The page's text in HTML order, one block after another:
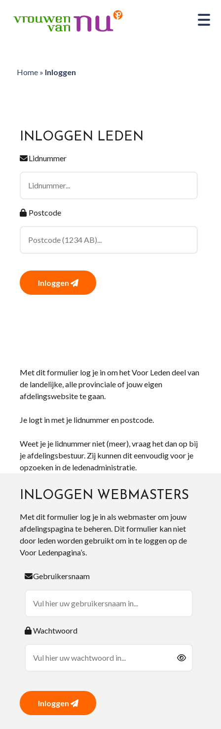
Home» Inloggen
INLOGGEN LEDEN
Lidnummer
Postcode
Inloggen
Met dit formulier log je in om het Voor Leden deel van
de landelijke, alle provinciale of jouw eigen
afdelingswebsite te gaan.
Je logt in met je lidnummer en postcode.
Weet je je lidnummer niet (meer), vraag het dan op bij
je afdelingsbestuur. Zij kunnen dit eenvoudig voor je
opzoeken in de ledenadministratie.
INLOGGEN WEBMASTERS
Met dit formulier log je in als webmaster om jouw
afdelingspagina te beheren. Dit formulier kan niet
door leden worden gebruikt om in te loggen op de
Voor Ledenpagina’s.
Gebruikersnaam
Wachtwoord
Inloggen